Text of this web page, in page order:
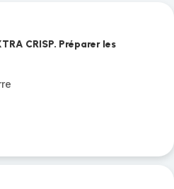
CRISP. Préparer les